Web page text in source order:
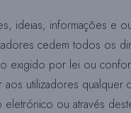
ideias, informações e
cedem todos os
exigido por lei ou
utilizadores
ou através